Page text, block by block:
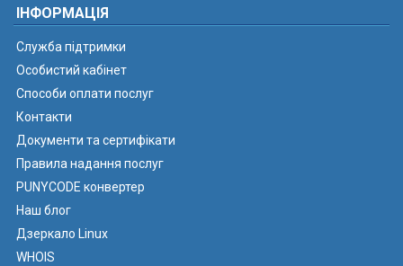
ІНФОРМАЦІЯ
Служба підтримки
Особистий кабінет
Способи оплати послуг
Контакти
Документи та сертифікати
Правила надання послуг
PUNYCODE конвертер
Наш блог
Дзеркало Linux
WHOIS